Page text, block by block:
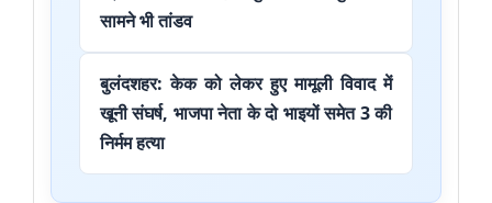
सामने भी तांडव
बुलंदशहर: केक को लेकर हुए मामूली विवाद में
खूनी संघर्ष, भाजपा नेता के दो भाइयों समेत 3 की
निर्मम हत्या